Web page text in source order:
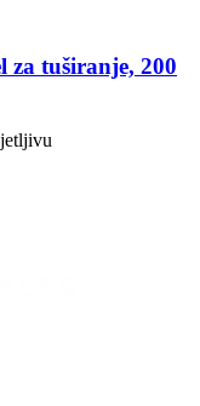
za tuširanje, 200